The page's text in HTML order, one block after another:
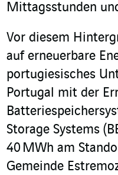
Mittagsstunden
Vor diesem
auf erneuerbare
portugiesisches
Portugal mit der
Storage Systems
40 MWh am
Gemeinde